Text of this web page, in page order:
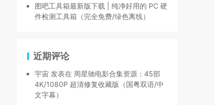
图吧工具箱最新版下载 | 纯净好用的 PC 硬
件检测工具箱（完全免费/绿色离线）
近期评论
宇宙 发表在 周星驰电影合集资源：45部
4K/1080P 超清修复收藏版（国粤双语/中
文字幕）